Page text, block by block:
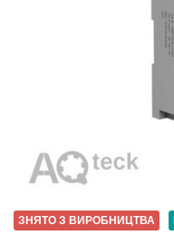
ЗНЯТО З ВИРОБНИЦТВА